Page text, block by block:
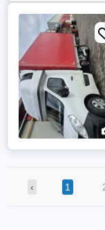
‹ 1